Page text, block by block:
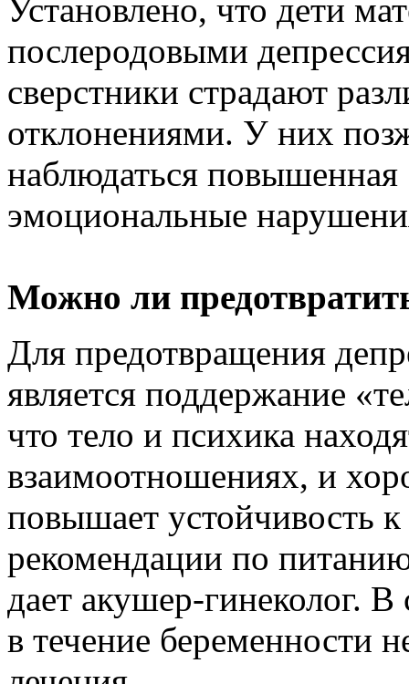
Установлено, что дети
послеродовыми
сверстники страдают
отклонениями. У них
наблюдаться повышенная
эмоциональные
Можно ли
Для предотвращения
является поддержание
что тело и психика
взаимоотношениях, и
повышает устойчивость
рекомендации по
дает акушер-гинеколог.
в течение беременности